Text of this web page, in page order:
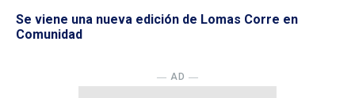
Se viene una nueva edición de Lomas Corre en
Comunidad
― AD ―